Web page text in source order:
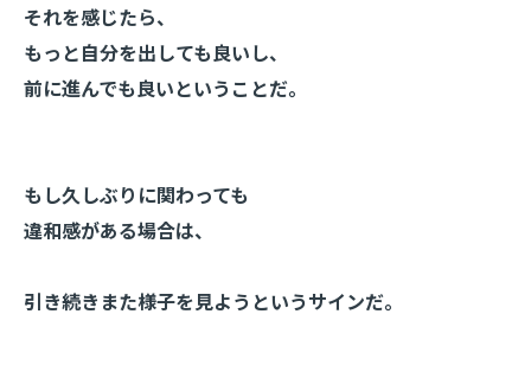
それを感じたら、
もっと自分を出しても良いし、
前に進んでも良いということだ。
もし久しぶりに関わっても
違和感がある場合は、
引き続きまた様子を見ようというサインだ。